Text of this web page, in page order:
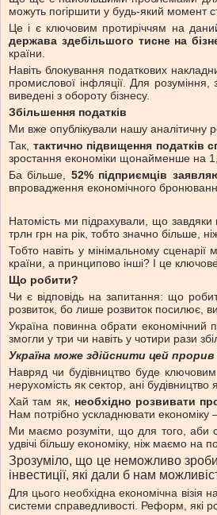
можуть погіршити у будь-який момент
Це і є ключовим протиріччям на
держава здебільшого тисне на
країни.
Навіть блокування податкових
промислової інфляції. Для
виведені з обороту бізнесу.
Збільшення податків
Ми вже опублікували нашу аналітичну
Так, тактично підвищення податків
зростання економіки щонайменше на
Ба більше, 52% підприємців
впровадження економічного
Натомість ми підрахували, що
трлн грн на рік, тобто значно більше,
Тобто навіть у мінімальному сценарії
країни, а принципово інші? І це
Що робити?
Чи є відповідь на запитання: що
розвиток, бо лише розвиток посилює,
Україна повинна обрати економічний
змогли у три чи навіть у чотири рази
Україна може здійснити цей
Навряд чи будівництво буде ключовим
нерухомість як сектор, ані
Хай там як, необхідно розвивати
Нам потрібно ускладнювати економіку
Ми маємо розуміти, що для того, аби
удвічі більшу економіку, ніж маємо на
Зрозуміло, що це неможливо
інвестиції, які дали б нам
Для цього необхідна економічна візія
системи справедливості. Реформ, які